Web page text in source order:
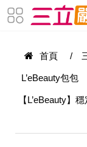
首頁 /
L’eBeauty包包
【L’eBeauty】